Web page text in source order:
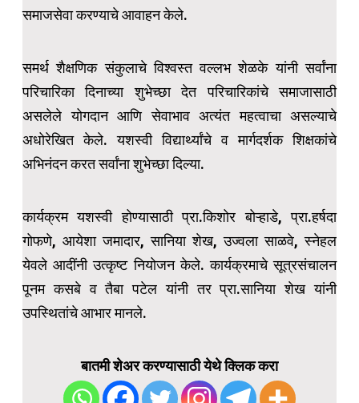
समाजसेवा करण्याचे आवाहन केले.
समर्थ शैक्षणिक संकुलाचे विश्वस्त वल्लभ शेळके यांनी सर्वांना
परिचारिका दिनाच्या शुभेच्छा देत परिचारिकांचे समाजासाठी
असलेले योगदान आणि सेवाभाव अत्यंत महत्वाचा असल्याचे
अधोरेखित केले. यशस्वी विद्यार्थ्यांचे व मार्गदर्शक शिक्षकांचे
अभिनंदन करत सर्वांना शुभेच्छा दिल्या.
कार्यक्रम यशस्वी होण्यासाठी प्रा.किशोर बोऱ्हाडे, प्रा.हर्षदा
गोफणे, आयेशा जमादार, सानिया शेख, उज्वला साळवे, स्नेहल
येवले आदींनी उत्कृष्ट नियोजन केले. कार्यक्रमाचे सूत्रसंचालन
पूनम कसबे व तैबा पटेल यांनी तर प्रा.सानिया शेख यांनी
उपस्थितांचे आभार मानले.
बातमी शेअर करण्यासाठी येथे क्लिक करा